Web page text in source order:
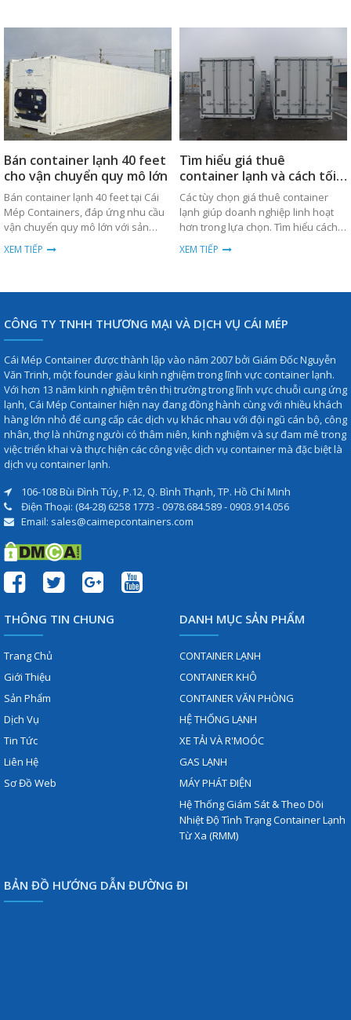
Bán container lạnh 40 feet
cho vận chuyển quy mô lớn
Bán container lạnh 40 feet tại Cái
Mép Containers, đáp ứng nhu cầu
vận chuyển quy mô lớn với sản
phẩm chất lượng cao, bền bỉ và giá
thành cạnh tranh.
XEM TIẾP
Tìm hiểu giá thuê
container lạnh và cách tối
ưu chi phí
Các tùy chọn giá thuê container
lạnh giúp doanh nghiệp linh hoạt
hơn trong lựa chọn. Tìm hiểu cách
tối ưu chi phí ngay hôm nay.
XEM TIẾP
CÔNG TY TNHH THƯƠNG MẠI VÀ DỊCH VỤ CÁI MÉP
Cái Mép Container được thành lập vào năm 2007 bởi Giám Đốc Nguyễn
Văn Trinh, một founder giàu kinh nghiệm trong lĩnh vực container lạnh.
Với hơn 13 năm kinh nghiệm trên thị trường trong lĩnh vực chuỗi cung ứng
lạnh, Cái Mép Container hiện nay đang đồng hành cùng với nhiều khách
hàng lớn nhỏ để cung cấp các dịch vụ khác nhau với đội ngũ cán bộ, công
nhân, thợ là những ngưòi có thâm niên, kinh nghiệm và sự đam mê trong
việc triển khai và thực hiện các công việc dịch vụ container mà đặc biệt là
dịch vụ container lạnh.
106-108 Bùi Đình Túy, P.12, Q. Bình Thạnh, TP. Hồ Chí Minh
Điện Thoại: (84-28) 6258 1773 - 0978.684.589 - 0903.914.056
Email: sales@caimepcontainers.com
THÔNG TIN CHUNG
Trang Chủ
Giới Thiệu
Sản Phẩm
Dịch Vụ
Tin Tức
Liên Hệ
Sơ Đồ Web
DANH MỤC SẢN PHẨM
CONTAINER LẠNH
CONTAINER KHÔ
CONTAINER VĂN PHÒNG
HỆ THỐNG LẠNH
XE TẢI VÀ R'MOÓC
GAS LẠNH
MÁY PHÁT ĐIỆN
Hệ Thống Giám Sát & Theo Dõi
Nhiệt Độ Tình Trạng Container Lạnh
Từ Xa (RMM)
BẢN ĐỒ HƯỚNG DẪN ĐƯỜNG ĐI